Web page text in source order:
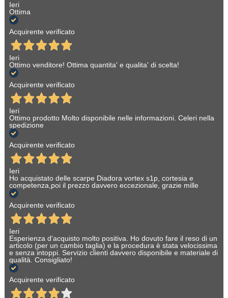
Ieri
Ottima
Acquirente verificato
Ieri
Ottimo venditore! Ottima quantita' e qualita' di scelta!
Acquirente verificato
Ieri
Ottimo prodotto Molto disponibile nelle informazioni. Celeri nella
spedizione
Acquirente verificato
Ieri
Ho acquistato delle scarpe Diadora vortex s1p, cortesia e
competenza,poi il prezzo davvero eccezionale, grazie mille
Acquirente verificato
Ieri
Esperienza d'acquisto molto positiva. Ho dovuto fare il reso di un
articolo (per un cambio taglia) e la procedura è stata velocissima
e senza intoppi. Servizio clienti davvero disponibile e materiale di
qualità. Consigliato!
Acquirente verificato